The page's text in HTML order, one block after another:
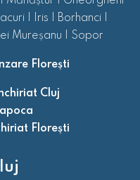
| Iris Borhanci|
Mureșanu Sopor
Florești
Cluj
Florești